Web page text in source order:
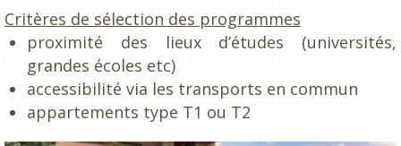
Critères de sélection des programmes
proximité des lieux d’études (universités,
grandes écoles etc)
accessibilité via les transports en commun
appartements type T1 ou T2